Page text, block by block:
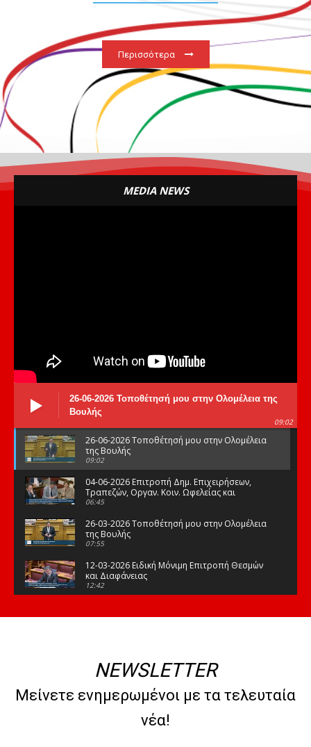
Περισσότερα
MEDIA NEWS
26-06-2026 Τοποθέτησή μου στην Ολομέλεια της
Βουλής
09:02
26-06-2026 Τοποθέτησή μου στην Ολομέλεια
της Βουλής
09:02
04-06-2026 Επιτροπή Δημ. Επιχειρήσεων,
Τραπεζών, Οργαν. Κοιν. Ωφελείας και
Φορέων Κοινων. Ασφάλισης
06:45
26-03-2026 Τοποθέτησή μου στην Ολομέλεια
της Βουλής
07:55
12-03-2026 Ειδική Μόνιμη Επιτροπή Θεσμών
και Διαφάνειας
12:42
της Βουλής
08:47
10-02-2026 Διαρκής Επιτροπή Μορφωτικών
Υποθέσεων
NEWSLETTER
Μείνετε ενημερωμένοι με τα τελευταία
νέα!